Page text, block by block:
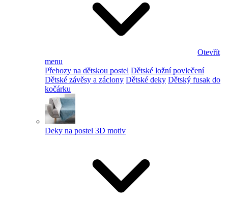
Otevřít
menu
Přehozy na dětskou postel Dětské ložní povlečení
Dětské závěsy a záclony Dětské deky Dětský fusak do
kočárku
Deky na postel 3D motiv